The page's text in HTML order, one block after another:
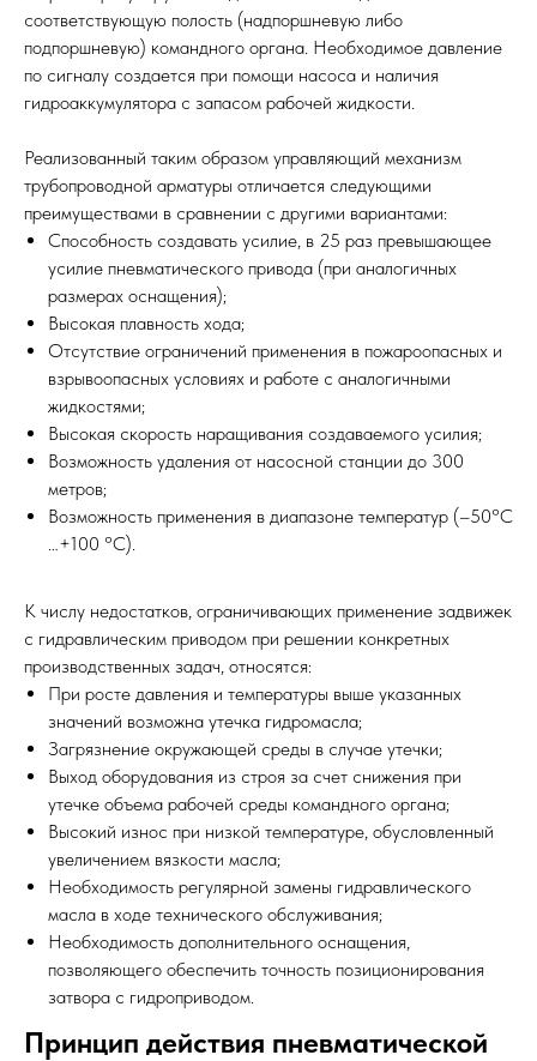
соответствующую полость (надпоршневую либо
подпоршневую) командного органа. Необходимое давление
по сигналу создается при помощи насоса и наличия
гидроаккумулятора с запасом рабочей жидкости.
Реализованный таким образом управляющий механизм
трубопроводной арматуры отличается следующими
преимуществами в сравнении с другими вариантами:
Способность создавать усилие, в 25 раз превышающее
усилие пневматического привода (при аналогичных
размерах оснащения);
Высокая плавность хода;
Отсутствие ограничений применения в пожароопасных и
взрывоопасных условиях и работе с аналогичными
жидкостями;
Высокая скорость наращивания создаваемого усилия;
Возможность удаления от насосной станции до 300
метров;
Возможность применения в диапазоне температур (–50°C
…+100 °C).
К числу недостатков, ограничивающих применение задвижек
с гидравлическим приводом при решении конкретных
производственных задач, относятся:
При росте давления и температуры выше указанных
значений возможна утечка гидромасла;
Загрязнение окружающей среды в случае утечки;
Выход оборудования из строя за счет снижения при
утечке объема рабочей среды командного органа;
Высокий износ при низкой температуре, обусловленный
увеличением вязкости масла;
Необходимость регулярной замены гидравлического
масла в ходе технического обслуживания;
Необходимость дополнительного оснащения,
позволяющего обеспечить точность позиционирования
затвора с гидроприводом.
Принцип действия пневматической